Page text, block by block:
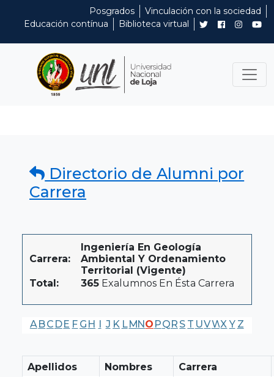
Posgrados
Vinculación con la sociedad
Educación contínua
Biblioteca virtual
Directorio de Alumni por
Carrera
Carrera:
Ingeniería En Geología
Ambiental Y Ordenamiento
Territorial (Vigente)
Total:
365 Exalumnos En Ésta Carrera
A BC DE F G H I J K LMNO PQR S T UVWX Y Z
Apellidos Nombres
Carrera